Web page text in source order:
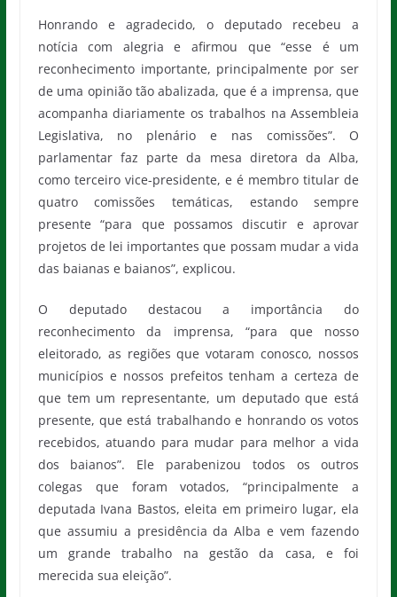
Honrando e agradecido, o deputado recebeu a
notícia com alegria e afirmou que “esse é um
reconhecimento importante, principalmente por ser
de uma opinião tão abalizada, que é a imprensa, que
acompanha diariamente os trabalhos na Assembleia
Legislativa, no plenário e nas comissões”. O
parlamentar faz parte da mesa diretora da Alba,
como terceiro vice-presidente, e é membro titular de
quatro comissões temáticas, estando sempre
presente “para que possamos discutir e aprovar
projetos de lei importantes que possam mudar a vida
das baianas e baianos”, explicou.
O deputado destacou a importância do
reconhecimento da imprensa, “para que nosso
eleitorado, as regiões que votaram conosco, nossos
municípios e nossos prefeitos tenham a certeza de
que tem um representante, um deputado que está
presente, que está trabalhando e honrando os votos
recebidos, atuando para mudar para melhor a vida
dos baianos”. Ele parabenizou todos os outros
colegas que foram votados, “principalmente a
deputada Ivana Bastos, eleita em primeiro lugar, ela
que assumiu a presidência da Alba e vem fazendo
um grande trabalho na gestão da casa, e foi
merecida sua eleição”.